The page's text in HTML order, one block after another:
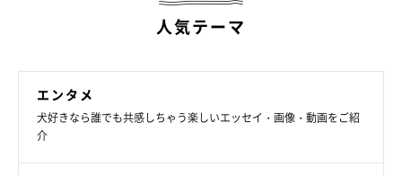
人気テーマ
エンタメ
犬好きなら誰でも共感しちゃう楽しいエッセイ・画像・動画をご紹
介